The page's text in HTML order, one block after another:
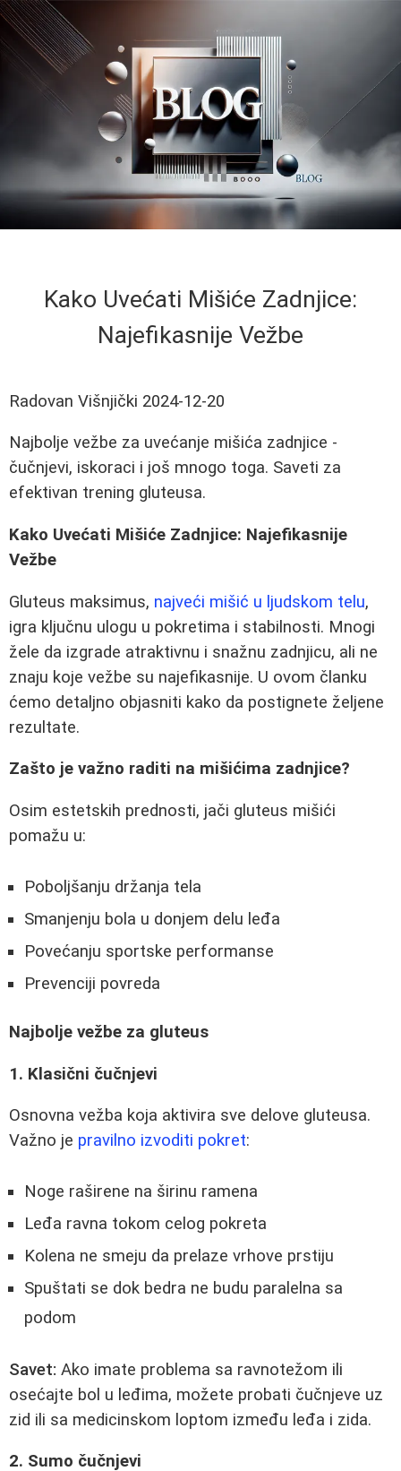
Kako Uvećati Mišiće Zadnjice:
Najefikasnije Vežbe
Radovan Višnjički 2024-12-20
Najbolje vežbe za uvećanje mišića zadnjice -
čučnjevi, iskoraci i još mnogo toga. Saveti za
efektivan trening gluteusa.
Kako Uvećati Mišiće Zadnjice: Najefikasnije
Vežbe
Gluteus maksimus, najveći mišić u ljudskom telu,
igra ključnu ulogu u pokretima i stabilnosti. Mnogi
žele da izgrade atraktivnu i snažnu zadnjicu, ali ne
znaju koje vežbe su najefikasnije. U ovom članku
ćemo detaljno objasniti kako da postignete željene
rezultate.
Zašto je važno raditi na mišićima zadnjice?
Osim estetskih prednosti, jači gluteus mišići
pomažu u:
Poboljšanju držanja tela
Smanjenju bola u donjem delu leđa
Povećanju sportske performanse
Prevenciji povreda
Najbolje vežbe za gluteus
1. Klasični čučnjevi
Osnovna vežba koja aktivira sve delove gluteusa.
Važno je pravilno izvoditi pokret:
Noge raširene na širinu ramena
Leđa ravna tokom celog pokreta
Kolena ne smeju da prelaze vrhove prstiju
Spuštati se dok bedra ne budu paralelna sa
podom
Savet: Ako imate problema sa ravnotežom ili
osećajte bol u leđima, možete probati čučnjeve uz
zid ili sa medicinskom loptom između leđa i zida.
2. Sumo čučnjevi